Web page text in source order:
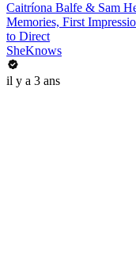
Caitríona Balfe & Sam
Memories, First
to Direct
SheKnows
il y a 3 ans